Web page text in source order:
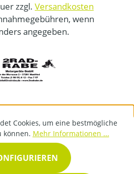
zzgl. Versandkosten
wenn
angegeben.
Cookies, um eine bestmögliche
können. Mehr Informationen ...